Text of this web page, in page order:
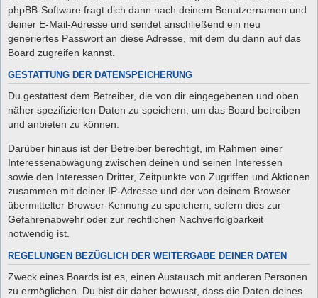
phpBB-Software fragt dich dann nach deinem Benutzernamen und
deiner E-Mail-Adresse und sendet anschließend ein neu
generiertes Passwort an diese Adresse, mit dem du dann auf das
Board zugreifen kannst.
GESTATTUNG DER DATENSPEICHERUNG
Du gestattest dem Betreiber, die von dir eingegebenen und oben
näher spezifizierten Daten zu speichern, um das Board betreiben
und anbieten zu können.
Darüber hinaus ist der Betreiber berechtigt, im Rahmen einer
Interessenabwägung zwischen deinen und seinen Interessen
sowie den Interessen Dritter, Zeitpunkte von Zugriffen und Aktionen
zusammen mit deiner IP-Adresse und der von deinem Browser
übermittelter Browser-Kennung zu speichern, sofern dies zur
Gefahrenabwehr oder zur rechtlichen Nachverfolgbarkeit
notwendig ist.
REGELUNGEN BEZÜGLICH DER WEITERGABE DEINER DATEN
Zweck eines Boards ist es, einen Austausch mit anderen Personen
zu ermöglichen. Du bist dir daher bewusst, dass die Daten deines